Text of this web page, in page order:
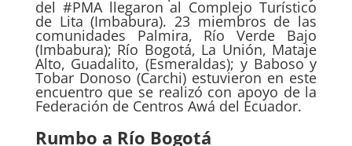
del #PMA llegaron al Complejo Turístico
de Lita (Imbabura). 23 miembros de las
comunidades Palmira, Río Verde Bajo
(Imbabura); Río Bogotá, La Unión, Mataje
Alto, Guadalito, (Esmeraldas); y Baboso y
Tobar Donoso (Carchi) estuvieron en este
encuentro que se realizó con apoyo de la
Federación de Centros Awá del Ecuador.
Rumbo a Río Bogotá